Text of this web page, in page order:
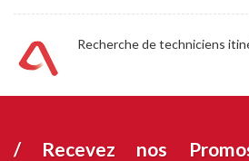
Recherche de techniciens
/ Recevez nos